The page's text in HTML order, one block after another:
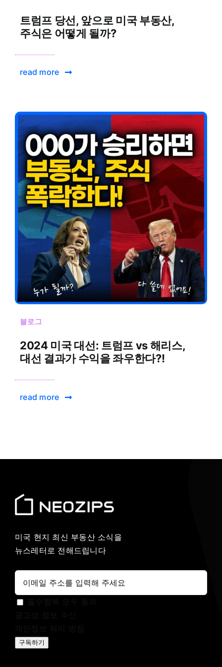
트럼프 당선, 앞으로 미국 부동산,
주식은 어떻게 될까?
read more
블로그
2024 미국 대선: 트럼프 vs 해리스,
대선 결과가 수익을 좌우한다?!
read more
미국 현지 최신 부동산 소식을
뉴스레터로 전해드립니다
구독하기